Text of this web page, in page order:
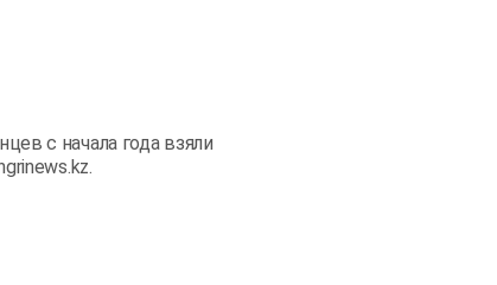
с начала года взяли